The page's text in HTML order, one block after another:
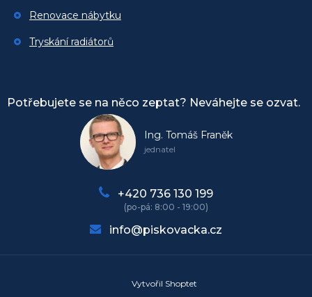
Renovace nábytku
Tryskání radiátorů
Potřebujete se na něco zeptat? Neváhejte se ozvat.
Ing. Tomáš Franěk
jednatel
+420 736 130 199
info@piskovacka.cz
Vytvořil Shoptet